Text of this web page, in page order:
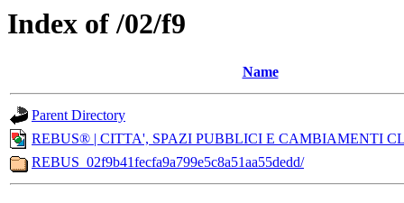
Index of /02/f9
Name
Parent Directory
REBUS® | CITTA', SPAZI PUBBLICI E CAMBIAMENTI
REBUS_02f9b41fecfa9a799e5c8a51aa55dedd/